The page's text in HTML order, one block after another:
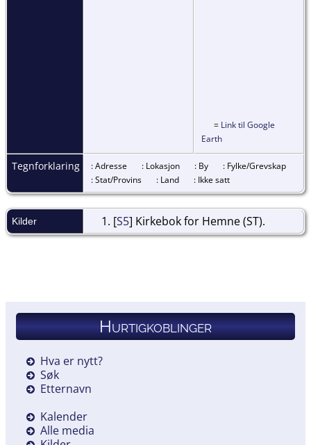
= Link til Google
Earth
Tegnforklaring : Adresse : Lokasjon : By
: Fylke/Grevskap
: Stat/Provins
: Land : Ikke satt
Kilder [S5] Kirkebok for Hemne (ST).
Hurtigkoblinger
Hva er nytt?
Søk
Etternavn
Kalender
Alle media